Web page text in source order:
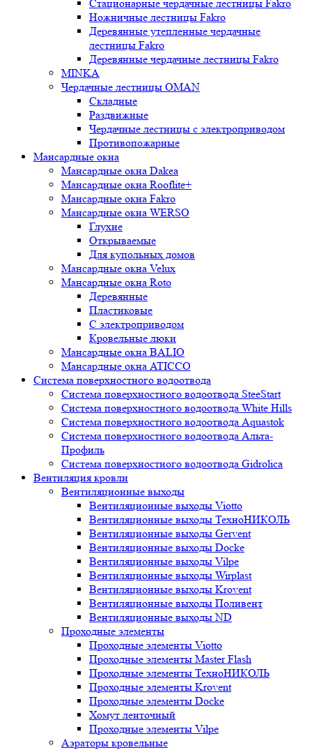
Стационарные чердачные лестницы Fakro
Ножничные лестницы Fakro
Деревянные утепленные чердачные
лестницы Fakro
Деревянные чердачные лестницы Fakro
MINKA
Чердачные лестницы OMAN
Складные
Раздвижные
Чердачные лестницы с электроприводом
Противопожарные
Мансардные окна
Мансардные окна Dakea
Мансардные окна Rooflite+
Мансардные окна Fakro
Мансардные окна WERSO
Глухие
Открываемые
Для купольных домов
Мансардные окна Velux
Мансардные окна Roto
Деревянные
Пластиковые
С электроприводом
Кровельные люки
Мансардные окна BALIO
Мансардные окна ATICCO
Система поверхностного водоотвода
Система поверхностного водоотвода SteeStart
Система поверхностного водоотвода White Hills
Система поверхностного водоотвода Aquastok
Система поверхностного водоотвода Альта-
Профиль
Система поверхностного водоотвода Gidrolica
Вентиляция кровли
Вентиляционные выходы
Вентиляционные выходы Viotto
Вентиляционные выходы ТехноНИКОЛЬ
Вентиляционные выходы Gervent
Вентиляционные выходы Docke
Вентиляционные выходы Vilpe
Вентиляционные выходы Wirplast
Вентиляционные выходы Krovent
Вентиляционные выходы Поливент
Вентиляционные выходы ND
Проходные элементы
Проходные элементы Viotto
Проходные элементы Master Flash
Проходные элементы ТехноНИКОЛЬ
Проходные элементы Krovent
Проходные элементы Docke
Хомут ленточный
Проходные элементы Vilpe
Аэраторы кровельные